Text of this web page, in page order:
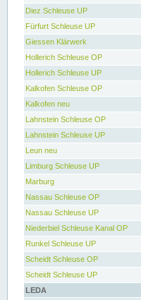
Diez Schleuse UP
Fürfurt Schleuse UP
Giessen Klärwerk
Hollerich Schleuse OP
Hollerich Schleuse UP
Kalkofen Schleuse OP
Kalkofen neu
Lahnstein Schleuse OP
Lahnstein Schleuse UP
Leun neu
Limburg Schleuse UP
Marburg
Nassau Schleuse OP
Nassau Schleuse UP
Niederbiel Schleuse Kanal OP
Runkel Schleuse UP
Scheidt Schleuse OP
Scheidt Schleuse UP
LEDA